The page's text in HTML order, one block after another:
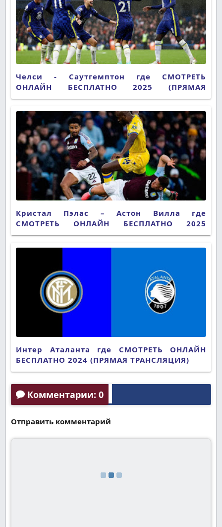
Челси - Саутгемптон где СМОТРЕТЬ
ОНЛАЙН БЕСПЛАТНО 2025 (ПРЯМАЯ
ТРАНСЛЯЦИЯ)
Кристал Пэлас – Астон Вилла где
СМОТРЕТЬ ОНЛАЙН БЕСПЛАТНО 2025
(ПРЯМАЯ ТРАНСЛЯЦИЯ)
Интер Аталанта где СМОТРЕТЬ ОНЛАЙН
БЕСПЛАТНО 2024 (ПРЯМАЯ ТРАНСЛЯЦИЯ)
Комментарии: 0
Отправить комментарий